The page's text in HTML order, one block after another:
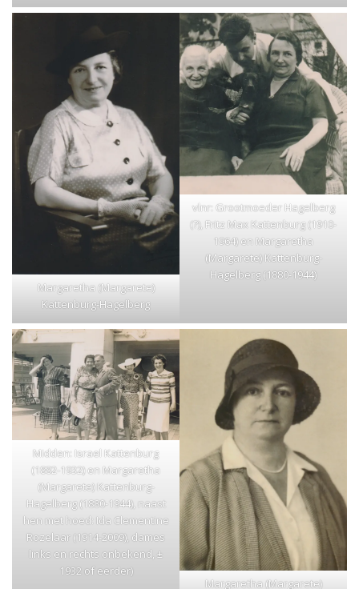
Margaretha (Margarete)
Kattenburg-Hagelberg
vlnr: Grootmoeder Hagelberg
(?), Fritz Max Kattenburg (1910-
1964) en Margaretha
(Margarete) Kattenburg-
Hagelberg (1880-1944)
Midden: Israel Kattenburg
(1882-1932) en Margaretha
(Margarete) Kattenburg-
Hagelberg (1880-1944), naast
hen met hoed: Ida Clementine
Rozelaar (1914-2009), dames
links en rechts onbekend, ±
1932 of eerder)
Margaretha (Margarete)